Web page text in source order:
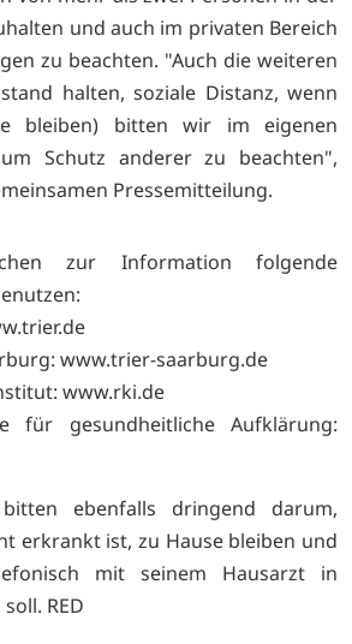
und auch im privaten Bereich
zu beachten. "Auch die weiteren
halten, soziale Distanz, wenn
bleiben) bitten wir im eigenen
Schutz anderer zu beachten",
Pressemitteilung.
zur Information folgende
www.trier-saarburg.de
www.rki.de
für gesundheitliche Aufklärung:
ebenfalls dringend darum,
erkrankt ist, zu Hause bleiben und
mit seinem Hausarzt in
RED